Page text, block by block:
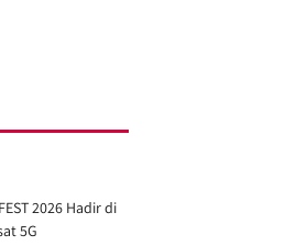
2026 Hadir di
5G